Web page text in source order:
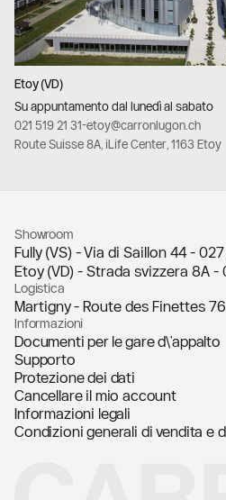
Etoy (VD)
Su appuntamento dal lunedì al sabato
021 519 21 31-etoy@carronlugon.ch
Route Suisse 8A, iLife Center, 1163 Etoy
Showroom
Fully (VS) - Via di Saillon 44 - 027
Etoy (VD) - Strada svizzera 8A -
Logistica
Martigny - Route des Finettes 76
Informazioni
Documenti per le gare d\'appalto
Supporto
Protezione dei dati
Cancellare il mio account
Informazioni legali
Condizioni generali di vendita e